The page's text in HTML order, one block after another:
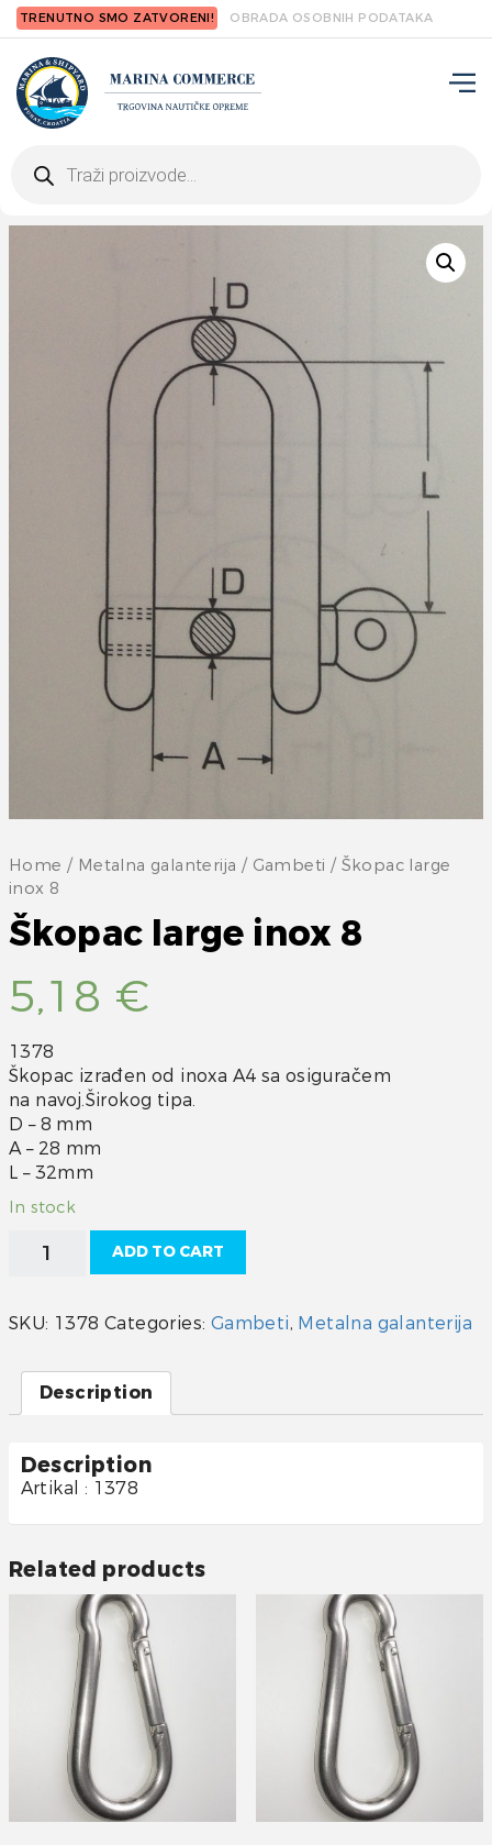
TRENUTNO SMO ZATVORENI! OBRADA OSOBNIH PODATAKA
search
Home / Metalna galanterija / Gambeti / Škopac large
inox 8
Škopac large inox 8
5,18 €
1378
Škopac izrađen od inoxa A4 sa osiguračem
na navoj.Širokog tipa.
D – 8 mm
A – 28 mm
L – 32mm
In stock
Škopac
large
8
quantity
ADD TO CART
SKU: 1378 Categories: Gambeti, Metalna galanterija
Description
Description
Artikal : 1378
Related products